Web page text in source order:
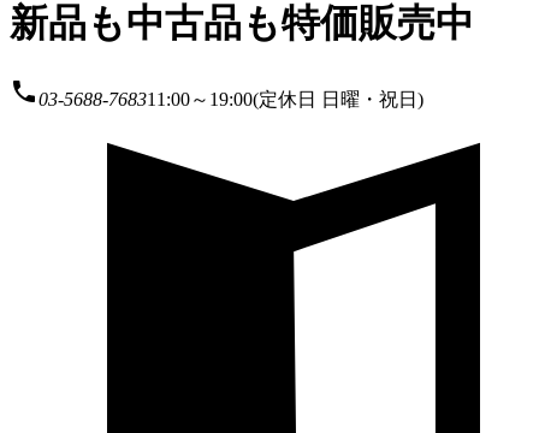
新品も中古品も特価販売中
local_phone03-5688-768311:00～19:00(定休日 日曜・祝日)